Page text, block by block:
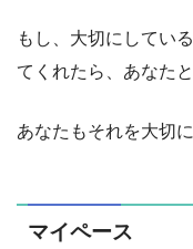
もし、大切にしてい
てくれたら、あなた
あなたもそれを大切
マイペース